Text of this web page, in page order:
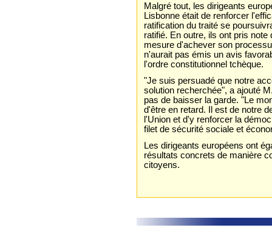
Malgré tout, les dirigeants
Lisbonne était de renforcer
ratification du traité se
ratifié. En outre, ils ont pris
mesure d'achever son
n'aurait pas émis un avis
l'ordre constitutionnel tchèque.
"Je suis persuadé que notre
solution recherchée", a ajouté
pas de baisser la garde. "Le
d'être en retard. Il est de notre
l'Union et d'y renforcer la
filet de sécurité sociale et
Les dirigeants européens ont
résultats concrets de manière
citoyens.